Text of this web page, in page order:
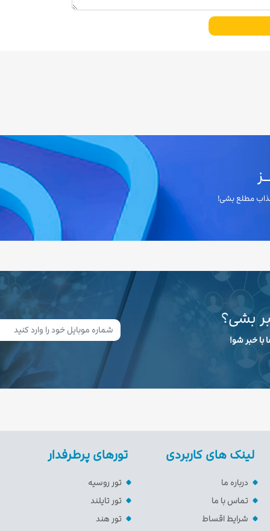
جذاب مطلع بشی!
بشی؟
با خبر شو!
لینک های کاربردی
درباره ما
تماس با ما
شرایط اقساط
تورهای پرطرفدار
تور روسیه
تور تایلند
تور هند